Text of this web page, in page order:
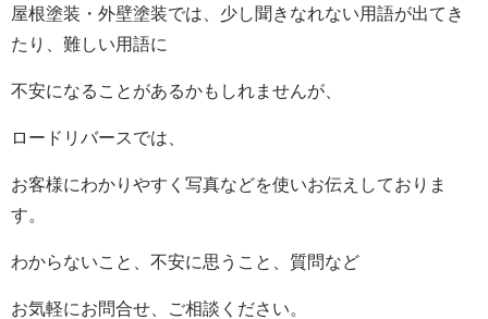
屋根塗装・外壁塗装では、少し聞きなれない用語が出てき
たり、難しい用語に
不安になることがあるかもしれませんが、
ロードリバースでは、
お客様にわかりやすく写真などを使いお伝えしておりま
す。
わからないこと、不安に思うこと、質問など
お気軽にお問合せ、ご相談ください。